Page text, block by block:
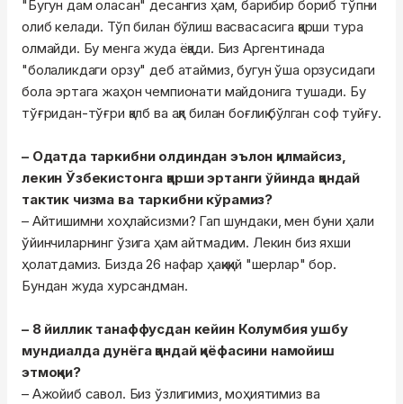
"Бугун дам оласан" десангиз ҳам, барибир бориб тўпни
олиб келади. Тўп билан бўлиш васвасасига қарши тура
олмайди. Бу менга жуда ёқади. Биз Аргентинада
"болаликдаги орзу" деб атаймиз, бугун ўша орзусидаги
бола эртага жаҳон чемпионати майдонига тушади. Бу
тўғридан-тўғри қалб ва ақл билан боғлиқ бўлган соф туйғу.
– Одатда таркибни олдиндан эълон қилмайсиз,
лекин Ўзбекистонга қарши эртанги ўйинда қандай
тактик чизма ва таркибни кўрамиз?
– Айтишимни хоҳлайсизми? Гап шундаки, мен буни ҳали
ўйинчиларнинг ўзига ҳам айтмадим. Лекин биз яхши
ҳолатдамиз. Бизда 26 нафар ҳақиқий "шерлар" бор.
Бундан жуда хурсандман.
– 8 йиллик танаффусдан кейин Колумбия ушбу
мундиалда дунёга қандай қиёфасини намойиш
этмоқчи?
– Ажойиб савол. Биз ўзлигимиз, моҳиятимиз ва